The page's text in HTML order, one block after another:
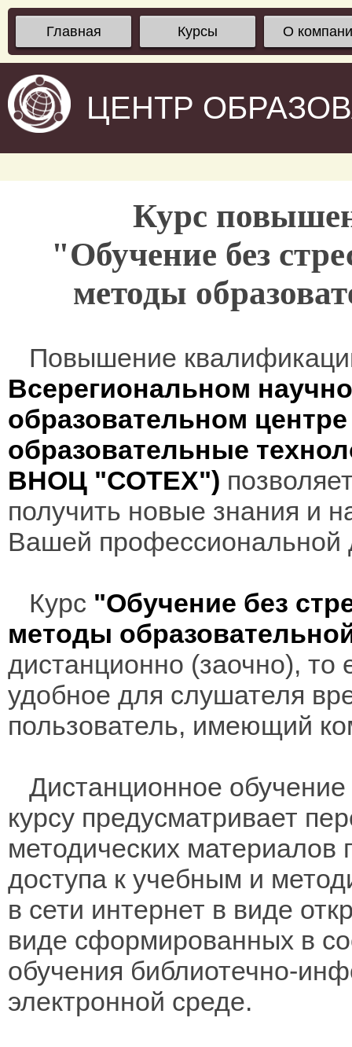
Главная Курсы О
ЦЕНТР
Курс
"Обучение без
методы
Повышение
Всерегиональном
образовательном
образовательные
ВНОЦ "СОТЕХ")
получить новые знания и
Вашей профессиональной
Курс "Обучение без
методы
дистанционно (заочно), то
удобное для слушателя
пользователь, имеющий
Дистанционное
курсу предусматривает
методических материалов
доступа к учебным и
в сети интернет в виде
виде сформированных в
обучения библиотечно-
электронной среде.